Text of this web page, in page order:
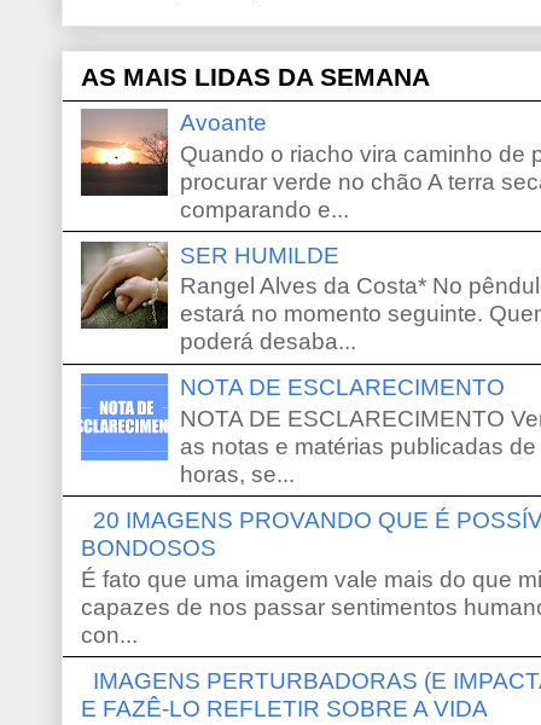
AS MAIS LIDAS DA SEMANA
Avoante
Quando o riacho vira caminho de
procurar verde no chão A terra
comparando e...
SER HUMILDE
Rangel Alves da Costa* No
estará no momento seguinte.
poderá desaba...
NOTA DE ESCLARECIMENTO
NOTA DE ESCLARECIMENTO
as notas e matérias publicadas
horas, se...
20 IMAGENS PROVANDO QUE É
BONDOSOS
É fato que uma imagem vale mais do que
capazes de nos passar sentimentos
con...
IMAGENS PERTURBADORAS (E
E FAZÊ-LO REFLETIR SOBRE A VIDA